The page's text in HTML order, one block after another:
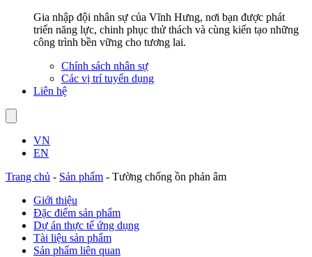
Gia nhập đội nhân sự của Vĩnh Hưng, nơi bạn được phát
triển năng lực, chinh phục thử thách và cùng kiến tạo những
công trình bền vững cho tương lai.
Chính sách nhân sự
Các vị trí tuyển dụng
Liên hệ
VN
EN
Trang chủ - Sản phẩm - Tường chống ồn phản âm
Giới thiệu
Đặc điểm sản phẩm
Dự án thực tế ứng dụng
Tài liệu sản phẩm
Sản phẩm liên quan